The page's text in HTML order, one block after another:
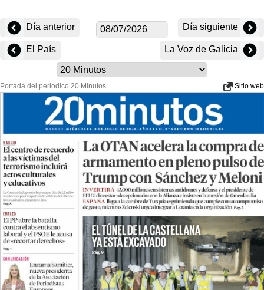
Día anterior Día siguiente
El País La Voz de Galicia
Portada del periodico 20 Minutos: Sitio web